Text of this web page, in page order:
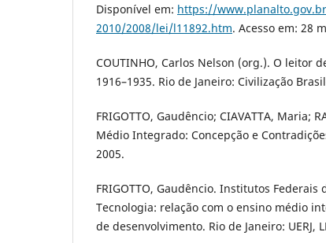
Disponível em: https://
2010/2008/lei/l11892.htm. Acesso em: 28
COUTINHO, Carlos Nelson (org.). O leitor
1916–1935. Rio de Janeiro: Civilização
FRIGOTTO, Gaudêncio; CIAVATTA, Maria;
Médio Integrado: Concepção e
2005.
FRIGOTTO, Gaudêncio. Institutos Federais
Tecnologia: relação com o ensino médio
de desenvolvimento. Rio de Janeiro: UERJ,